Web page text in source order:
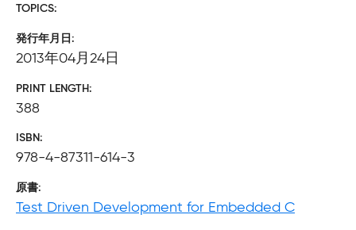
TOPICS
発行年月日
2013年04月24日
PRINT LENGTH
388
ISBN
978-4-87311-614-3
原書
Test Driven Development for Embedded C